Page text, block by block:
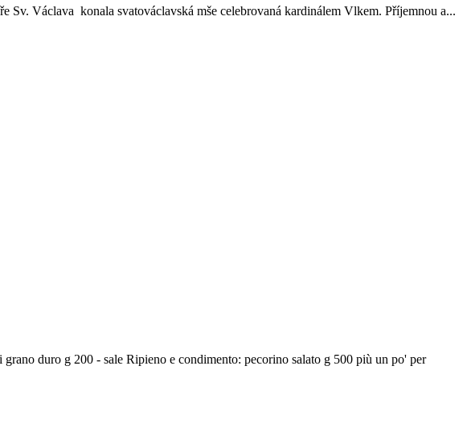
Sv. Václava konala svatováclavská mše celebrovaná kardinálem Vlkem. Příjemnou a...
duro g 200 - sale Ripieno e condimento: pecorino salato g 500 più un po' per